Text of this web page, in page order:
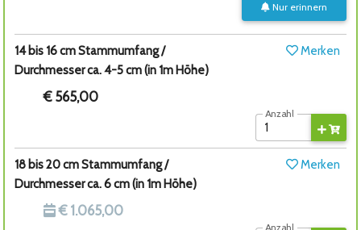
Nur erinnern
14 bis 16 cm Stammumfang /
Durchmesser ca. 4-5 cm (in 1m Höhe)
Merken
€ 565,00
Anzahl
18 bis 20 cm Stammumfang /
Durchmesser ca. 6 cm (in 1m Höhe)
Merken
€ 1.065,00
Anzahl